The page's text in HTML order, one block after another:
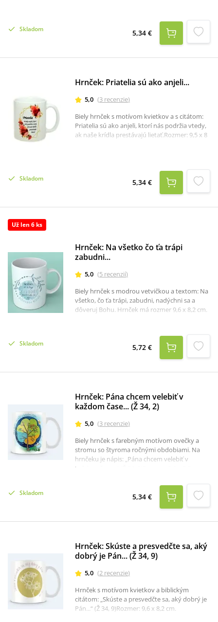
Skladom 5,34 €
Hrnček: Priatelia sú ako anjeli...
5,0 (3 recenzie)
Biely hrnček s motívom kvietkov a s citátom:
Priatelia sú ako anjeli, ktorí nás podržia vtedy,
ak naše krídla prestávajú lietať.Rozmer: 9,5 x 8
Skladom 5,34 €
Už len 6 ks
Hrnček: Na všetko čo ťa trápi
zabudni...
5,0 (5 recenzií)
Biely hrnček s modrou vetvičkou a textom: Na
všetko, čo ťa trápi, zabudni, nadýchni sa a
dôveruj Bohu. Hrnček má rozmer 9,6 x 8,2 cm.
Skladom 5,72 €
Hrnček: Pána chcem velebiť v
každom čase... (Ž 34, 2)
5,0 (3 recenzie)
Biely hrnček s farebným motívom ovečky a
stromu so štyroma ročnými obdobiami. Na
hrnčeku je nápis: „Pána chcem velebiť v
každom čase...“ (Ž 34, 2)Rozmer: 9,6 x 8,2 cm.
Skladom 5,34 €
Hrnček: Skúste a presvedčte sa, aký
dobrý je Pán... (Ž 34, 9)
5,0 (2 recenzie)
Hrnček s motívom kvietkov a biblickým
citátom: „Skúste a presvedčte sa, aký dobrý je
Pán...“ (Ž 34, 9)Rozmer: 9,6 x 8,2 cm.